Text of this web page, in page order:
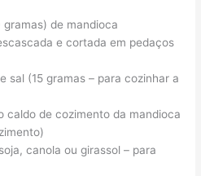
gramas) de mandioca
e cortada em pedaços
sal (15 gramas – para cozinhar a
caldo de cozimento da mandioca
canola ou girassol – para